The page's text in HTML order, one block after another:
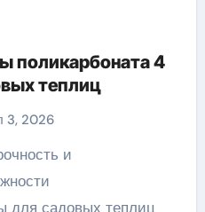
поликарбоната 4
теплиц
3, 2026
для садовых теплиц